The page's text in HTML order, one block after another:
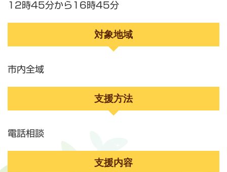
12時45分から16時45分
対象地域
市内全域
支援方法
電話相談
支援内容